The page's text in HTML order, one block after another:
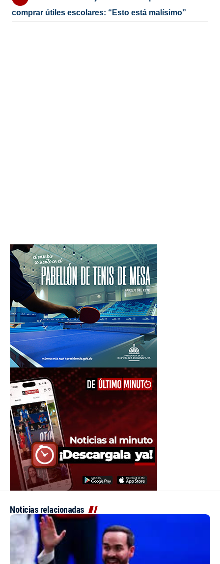
comprar útiles escolares: “Esto está malísimo”
Noticias relacionadas